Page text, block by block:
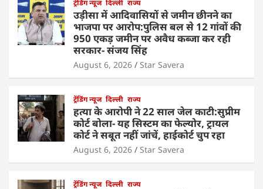
ट्रेंडिंग न्यूज दिल्ली राज्य
उड़ीसा में आदिवासियों से जमीन छीनने का
भाजपा पर आरोप:पुलिस बल से 12 गांवों की
950 एकड़ जमीन पर अवैध कब्जा कर रही
सरकार- संजय सिंह
August 6, 2026 Star Savera
ट्रेंडिंग न्यूज दिल्ली राज्य
हत्या के आरोपी ने 22 साल जेल काटी:सुप्रीम
कोर्ट बोला- यह सिस्टम का फेल्योर, ट्रायल
कोर्ट ने सबूत नहीं जांचें, हाईकोर्ट चुप रहा
August 6, 2026 Star Savera
ट्रेंडिंग न्यूज दिल्ली राज्य